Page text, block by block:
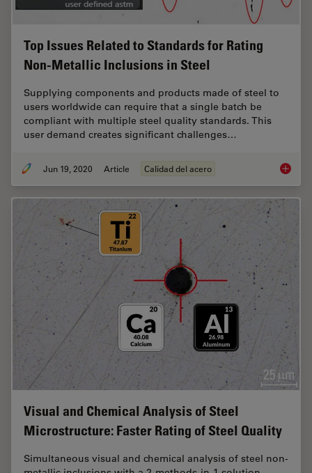
Top Issues Related to Standards for Rating
Non-Metallic Inclusions in Steel
Supplying components and products made of steel to
users worldwide can require that a single batch be
compliant with multiple steel quality standards. This
user demand creates significant challenges…
Jun 19, 2020 Article Calidad del acero Top
Visual and Chemical Analysis of Steel
Microstructure: Faster Rating of Steel Quality
Simultaneous visual and chemical analysis of steel non-